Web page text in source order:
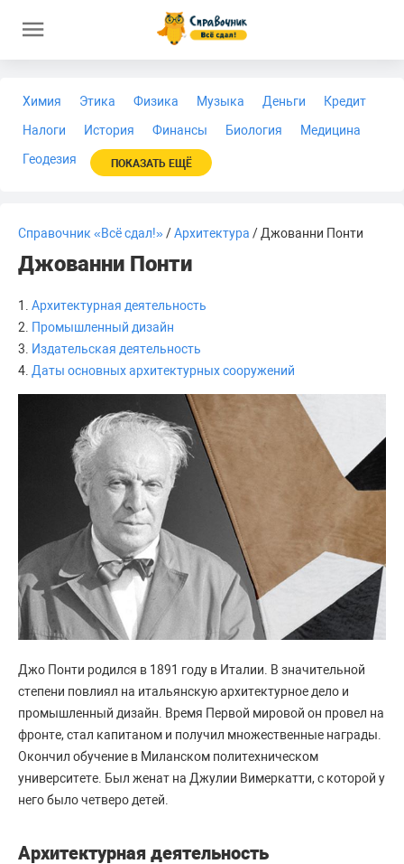
Химия Этика Физика Музыка Деньги
Кредит
Налоги
История Финансы Биология
Медицина
Геодезия
ПОКАЗАТЬ ЕЩЁ
Справочник «Всё сдал!»/Архитектура / Джованни Понти
Джованни Понти
1. Архитектурная деятельность
2.
Промышленный дизайн
3.
Издательская деятельность
4. Даты основных архитектурных сооружений
Джо Понти родился в 1891 году в Италии. В значительной
степени повлиял на итальянскую архитектурное дело и
промышленный дизайн. Время Первой мировой он провел на
фронте, стал капитаном и получил множественные награды.
Окончил обучение в Миланском политехническом
университете. Был женат на Джулии Вимеркатти, с которой у
него было четверо детей.
Архитектурная деятельность